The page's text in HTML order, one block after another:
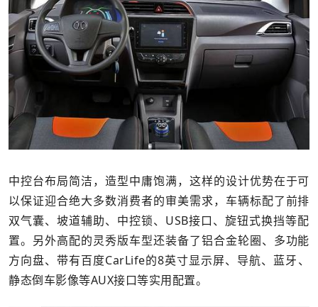
中控台布局简洁，造型中庸饱满，这样的设计优势在于可
以保证迎合绝大多数消费者的审美需求，车辆标配了前排
双气囊、坡道辅助、中控锁、USB接口、旋钮式换挡等配
置。另外高配的灵秀版车型还装备了铝合金轮圈、多功能
方向盘、带有百度CarLife的8英寸显示屏、导航、蓝牙、
静态倒车影像等AUX接口等实用配置。